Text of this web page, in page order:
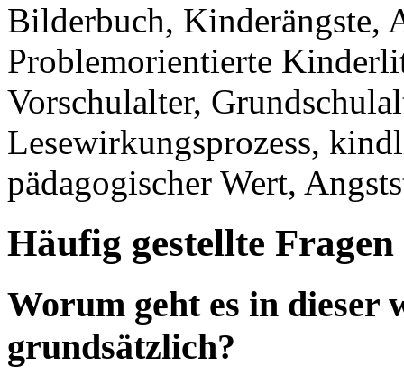
Bilderbuch, Kinderängste,
Problemorientierte
Vorschulalter,
Lesewirkungsprozess,
pädagogischer Wert,
Häufig gestellte Fragen
Worum geht es in dieser
grundsätzlich?